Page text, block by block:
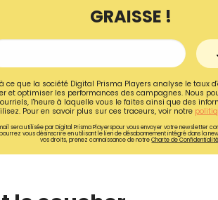
GRAISSE !
ce que la société Digital Prisma Players analyse le taux
et optimiser les performances des campagnes. Nous
l'heure à laquelle vous le faites ainsi que des
Pour en savoir plus sur ces traceurs, voir notre
sera utilisée par Digital Prisma Playerspour vous envoyer votre newsletter
vous désinscrire en utilisant le lien de désabonnement intégré dans la
vos droits, prenez connaissance de notreCharte de